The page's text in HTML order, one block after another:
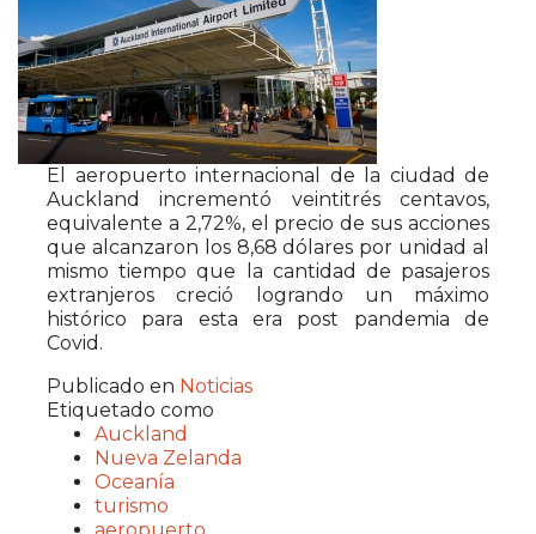
El aeropuerto internacional de la ciudad de
Auckland incrementó veintitrés centavos,
equivalente a 2,72%, el precio de sus acciones
que alcanzaron los 8,68 dólares por unidad al
mismo tiempo que la cantidad de pasajeros
extranjeros creció logrando un máximo
histórico para esta era post pandemia de
Covid.
Publicado en Noticias
Etiquetado como
Auckland
Nueva Zelanda
Oceanía
turismo
aeropuerto